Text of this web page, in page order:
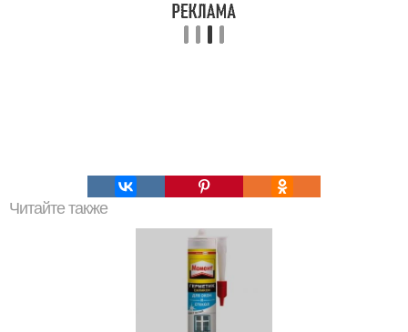
Читайте также